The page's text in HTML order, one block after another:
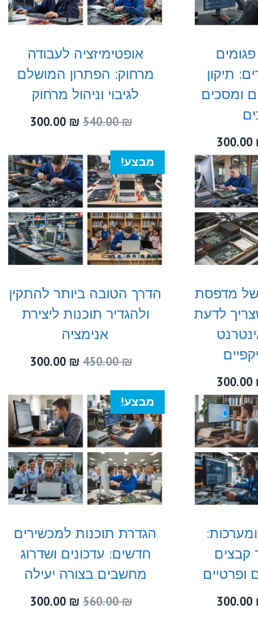
תיקון
ומסכים
300.00
הנוכחי
הוא:
300.00 ₪.
אופטימיזציה לעבודה
מרחוק: הפתרון המושלם
לגיבוי וניהול מרחוק
540.00₪
המחיר
היה:
540.00 ₪.
300.00 ₪
המחיר
הוא:
300.00 ₪.
של מדפסת
לדעת
520.00
300.00
הנוכחי
הוא:
300.00 ₪.
מבצע!
הדרך הטובה ביותר להתקין
ולהגדיר תוכנות ליצירת
אנימציה
450.00₪
המחיר
היה:
450.00 ₪.
300.00 ₪
המחיר
הוא:
300.00 ₪.
קבצים
ופרטיים
300.00
מבצע!
הגדרת תוכנות למכשירים
חדשים: עדכונים ושדרוג
מחשבים בצורה יעילה
560.00₪
המחיר
300.00 ₪
המחיר